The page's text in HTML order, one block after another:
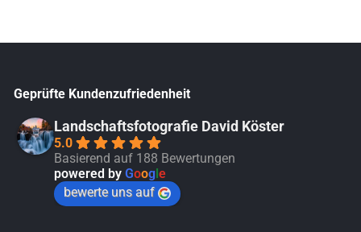
Geprüfte Kundenzufriedenheit
Landschaftsfotografie David Köster
5.0
Basierend auf 188 Bewertungen
powered by Google
bewerte uns auf